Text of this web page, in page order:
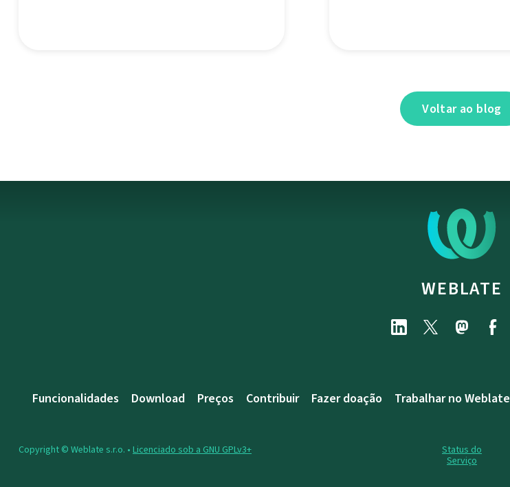
Voltar ao blog
WEBLATE
Funcionalidades Download Preços Contribuir Fazer doação Trabalhar no Weblate
Status do
Serviço
Copyright © Weblate s.r.o. • Licenciado sob a GNU GPLv3+